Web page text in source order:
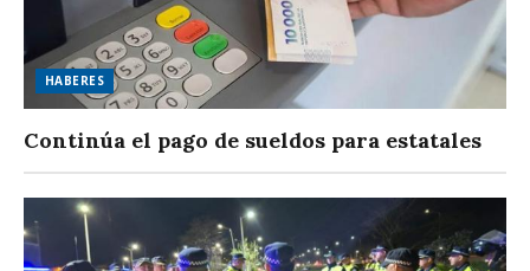
HABERES
Continúa el pago de sueldos para estatales